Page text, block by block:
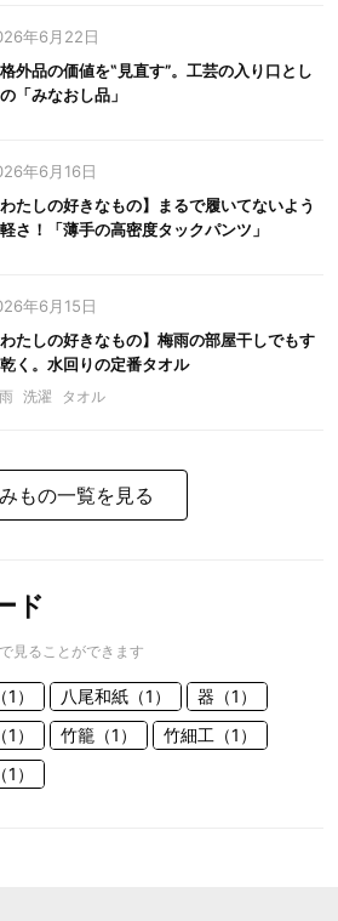
年6月22日
外品の価値を‟見直す”。工芸の入り口とし
「みなおし品」
年6月16日
わたしの好きなもの】まるで履いてないよう
さ！「薄手の高密度タックパンツ」
年6月15日
わたしの好きなもの】梅雨の部屋干しでもす
乾く。水回りの定番タオル
洗濯 タオル
もの一覧を見る
ド
見ることができます
） 八尾和紙（1）
器（1）
） 竹籠（1）
竹細工（1）
）